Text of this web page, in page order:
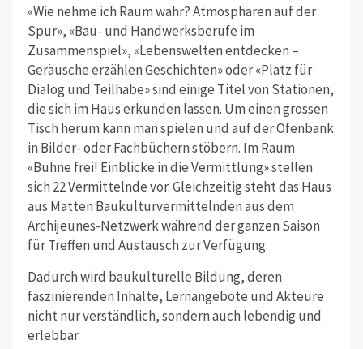
«Wie nehme ich Raum wahr? Atmos­phären auf der
Spur», «Bau- und Handwerksberufe im
Zusammenspiel», «Lebenswelten entdecken –
Geräusche erzählen Geschichten» oder «Platz für
Dialog und Teilhabe» sind einige Titel von Stationen,
die sich im Haus erkunden lassen. Um einen grossen
Tisch herum kann man spielen und auf der Ofenbank
in Bilder- oder Fachbüchern stöbern. Im Raum
«Bühne frei! Einblicke in die Vermittlung» stellen
sich 22 Vermittelnde vor. Gleichzeitig steht das Haus
aus Matten Baukulturvermittelnden aus dem
Archijeunes-Netzwerk während der ganzen Saison
für Treffen und Austausch zur Verfügung.
Dadurch wird baukulturelle Bildung, deren
faszinierenden Inhalte, Lernangebote und Akteure
nicht nur verständlich, sondern auch lebendig und
erlebbar.